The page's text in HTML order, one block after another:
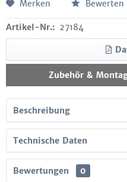
Merken Bewerten
Artikel-Nr.: 27184
Zubehör &
Beschreibung
Technische Daten
Bewertungen 0